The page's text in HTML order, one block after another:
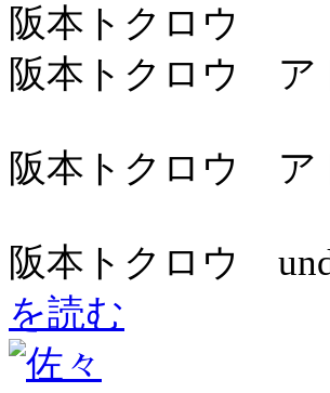
阪本トクロウ
阪本トクロウ ア
阪本トクロウ ア
阪本トクロウ
を読む